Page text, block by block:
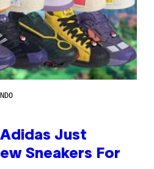
Just
Sneakers For